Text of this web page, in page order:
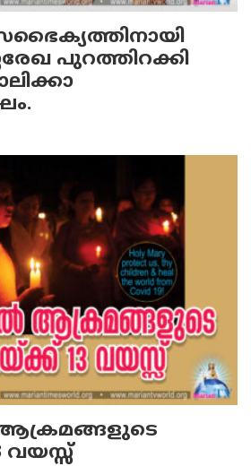
പുറത്തിറക്കി
വയസ്സ്‌